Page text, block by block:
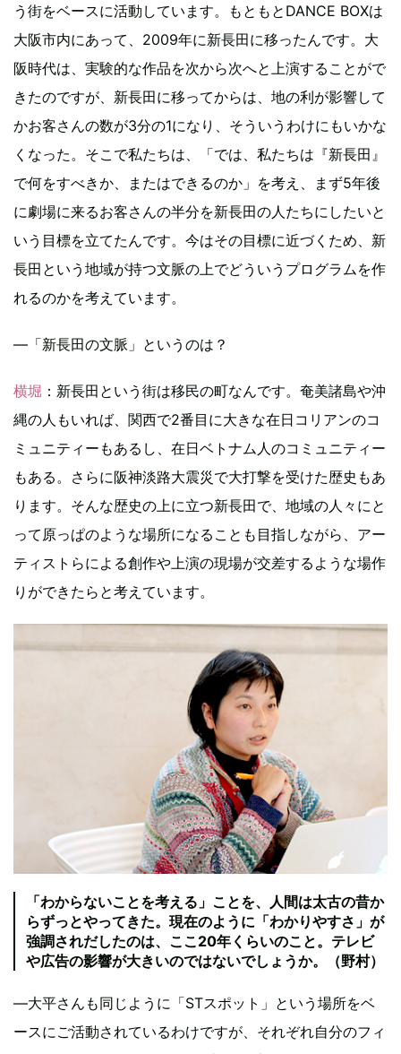
う街をベースに活動しています。もともとDANCE BOXは
大阪市内にあって、2009年に新長田に移ったんです。大
阪時代は、実験的な作品を次から次へと上演することがで
きたのですが、新長田に移ってからは、地の利が影響して
かお客さんの数が3分の1になり、そういうわけにもいかな
くなった。そこで私たちは、「では、私たちは『新長田』
で何をすべきか、またはできるのか」を考え、まず5年後
に劇場に来るお客さんの半分を新長田の人たちにしたいと
いう目標を立てたんです。今はその目標に近づくため、新
長田という地域が持つ文脈の上でどういうプログラムを作
れるのかを考えています。
―「新長田の文脈」というのは？
横堀 ：新長田という街は移民の町なんです。奄美諸島や沖
縄の人もいれば、関西で2番目に大きな在日コリアンのコ
ミュニティーもあるし、在日ベトナム人のコミュニティー
もある。さらに阪神淡路大震災で大打撃を受けた歴史もあ
ります。そんな歴史の上に立つ新長田で、地域の人々にと
って原っぱのような場所になることも目指しながら、アー
ティストらによる創作や上演の現場が交差するような場作
りができたらと考えています。
「わからないことを考える」ことを、人間は太古の昔か
らずっとやってきた。現在のように「わかりやすさ」が
強調されだしたのは、ここ20年くらいのこと。テレビ
や広告の影響が大きいのではないでしょうか。（野村）
―大平さんも同じように「STスポット」という場所をベ
ースにご活動されているわけですが、それぞれ自分のフィ